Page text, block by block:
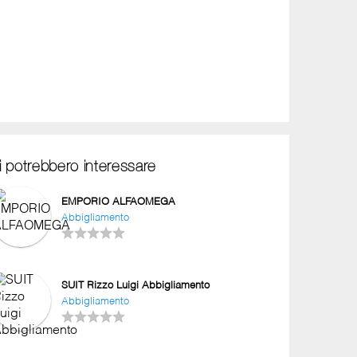
potrebbero interessare
EMPORIO ALFAOMEGA
Abbigliamento
SUIT Rizzo Luigi Abbigliamento
Abbigliamento